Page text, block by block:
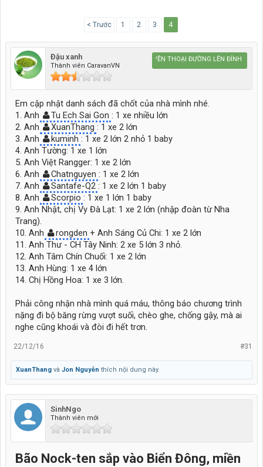
< Trước 1 2 3 4
Đậu xanh
Thành viên CaravanVN
Caravan HUYỀN THOẠI ĐƯỜNG LÊN ĐỈNH THẾ
Em cập nhật danh sách đã chốt của nhà mình nhé.
1. Anh
Tu Ech Sai Gon : 1 xe nhiều lớn
2. Anh
XuanThang : 1 xe 2 lớn
3. Anh
kuminh : 1 xe 2 lớn 2 nhỏ 1 baby
4. Anh Tường: 1 xe 1 lớn
5. Anh Việt Rangger: 1 xe 2 lớn
6. Anh
Chatnguyen : 1 xe 2 lớn
7. Anh
Santafe-Q2 : 1 xe 2 lớn 1 baby
8. Anh
Scorpio : 1 xe 1 lớn 1 baby
9. Anh Nhật, chị Vy Đà Lạt: 1 xe 2 lớn (nhập đoàn từ Nha
Trang).
10. Anh
rongden + Anh Sáng Củ Chi: 1 xe 2 lớn
11. Anh Thư - CH Tây Ninh: 2 xe 5 lớn 3 nhỏ.
12. Anh Tâm Chín Chuối: 1 xe 2 lớn
13. Anh Hùng: 1 xe 4 lớn
14. Chị Hồng Hoa: 1 xe 3 lớn.
Phải công nhận nhà mình quá máu, thông báo chương trình
nặng đi bộ băng rừng vượt suối, chèo ghe, chống gậy, mà ai
nghe cũng khoái và đòi đi hết trơn.
#31
22/12/16
XuanThang và Jon Nguyễn thích nội dung này.
SinhNgo
Thành viên mới
Bão Nock-ten sắp vào Biển Đông, miền